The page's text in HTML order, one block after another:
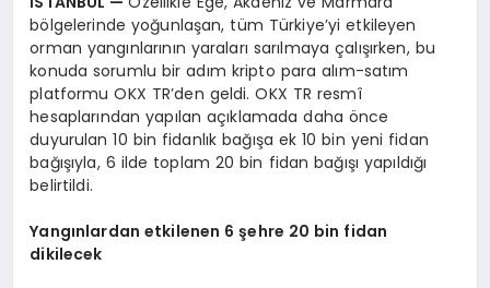
bölgelerinde yoğunlaşan, tüm Türkiye’yi etkileyen
orman yangınlarının yaraları sarılmaya çalışırken, bu
konuda sorumlu bir adım kripto para alım-satım
platformu OKX TR’den geldi. OKX TR resmî
hesaplarından yapılan açıklamada daha önce
duyurulan 10 bin fidanlık bağışa ek 10 bin yeni fidan
bağışıyla, 6 ilde toplam 20 bin fidan bağışı yapıldığı
belirtildi.
Yangınlardan etkilenen 6 şehre 20 bin fidan
dikilecek